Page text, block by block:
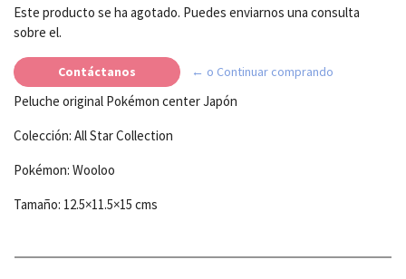
Este producto se ha agotado. Puedes enviarnos una consulta
sobre el.
Contáctanos ← o Continuar comprando
Peluche original Pokémon center Japón
Colección: All Star Collection
Pokémon: Wooloo
Tamaño: 12.5×11.5×15 cms